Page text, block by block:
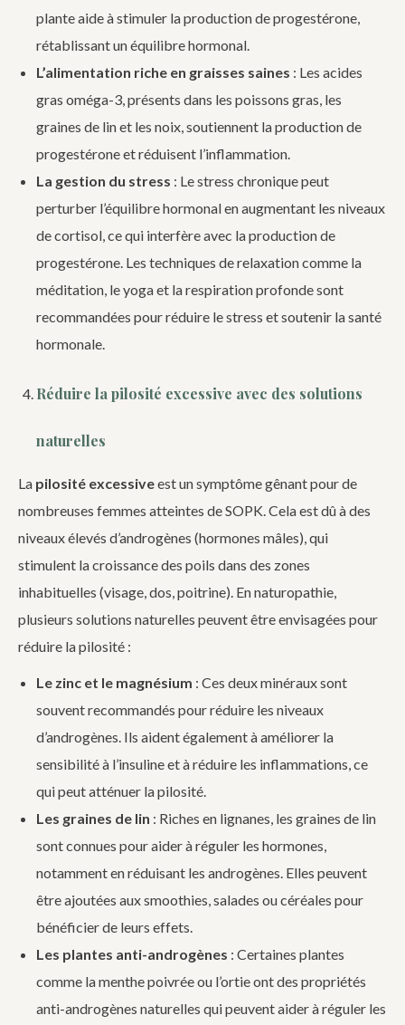
plante aide à stimuler la production de progestérone,
rétablissant un équilibre hormonal.
L’alimentation riche en graisses saines : Les acides
gras oméga-3, présents dans les poissons gras, les
graines de lin et les noix, soutiennent la production de
progestérone et réduisent l’inflammation.
La gestion du stress : Le stress chronique peut
perturber l’équilibre hormonal en augmentant les niveaux
de cortisol, ce qui interfère avec la production de
progestérone. Les techniques de relaxation comme la
méditation, le yoga et la respiration profonde sont
recommandées pour réduire le stress et soutenir la santé
hormonale.
Réduire la pilosité excessive avec des solutions
naturelles
La pilosité excessiveest un symptôme gênant pour de
nombreuses femmes atteintes de SOPK. Cela est dû à des
niveaux élevés d’androgènes (hormones mâles), qui
stimulent la croissance des poils dans des zones
inhabituelles (visage, dos, poitrine). En naturopathie,
plusieurs solutions naturelles peuvent être envisagées pour
réduire la pilosité :
Le zinc et le magnésium : Ces deux minéraux sont
souvent recommandés pour réduire les niveaux
d’androgènes. Ils aident également à améliorer la
sensibilité à l’insuline et à réduire les inflammations, ce
qui peut atténuer la pilosité.
Les graines de lin : Riches en lignanes, les graines de lin
sont connues pour aider à réguler les hormones,
notamment en réduisant les androgènes. Elles peuvent
être ajoutées aux smoothies, salades ou céréales pour
bénéficier de leurs effets.
Les plantes anti-androgènes : Certaines plantes
comme la menthe poivrée ou l’ortie ont des propriétés
anti-androgènes naturelles qui peuvent aider à réguler les